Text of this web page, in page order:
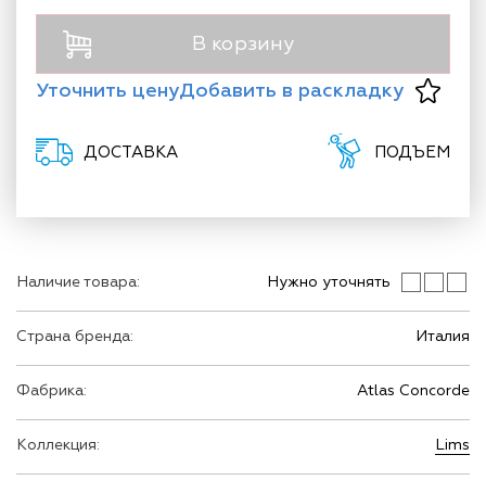
Наличие товара: Нужно уточнять
Страна бренда: Италия
Фабрика: Atlas Concorde
Коллекция: Lims
В корзину
Уточнить ценуДобавить в раскладку
ДОСТАВКА ПОДЪЕМ